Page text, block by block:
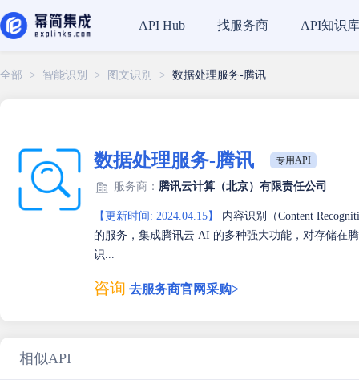
API Hub 找服务商 API知识库
全部 > 智能识别 > 图文识别 > 数据处理服务-腾讯
数据处理服务-腾讯 专用API
服务商： 腾讯云计算（北京）有限责任公司
【更新时间: 2024.04.15】
内容识别（Content
的服务，集成腾讯云 AI 的多种强大功能，对存储在
识...
咨询 去服务商官网采购>
相似API